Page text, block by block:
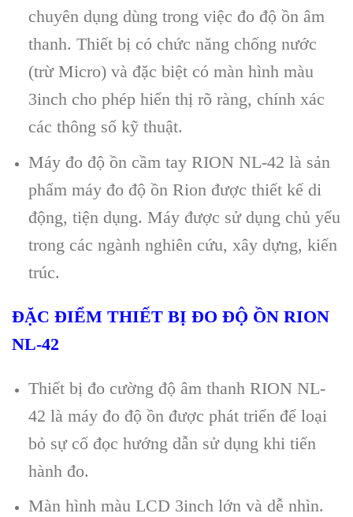
chuyên dụng dùng trong việc đo độ ồn âm
thanh. Thiết bị có chức năng chống nước
(trừ Micro) và đặc biệt có màn hình màu
3inch cho phép hiển thị rõ ràng, chính xác
các thông số kỹ thuật.
Máy đo độ ồn cầm tay RION NL-42 là sản
phẩm máy đo độ ồn Rion được thiết kế di
động, tiện dụng. Máy được sử dụng chủ yếu
trong các ngành nghiên cứu, xây dựng, kiến
trúc.
ĐẶC ĐIỂM THIẾT BỊ ĐO ĐỘ ỒN RION
NL-42
Thiết bị đo cường độ âm thanh RION NL-
42 là máy đo độ ồn được phát triển để loại
bỏ sự cố đọc hướng dẫn sử dụng khi tiến
hành đo.
Màn hình màu LCD 3inch lớn và dễ nhìn.